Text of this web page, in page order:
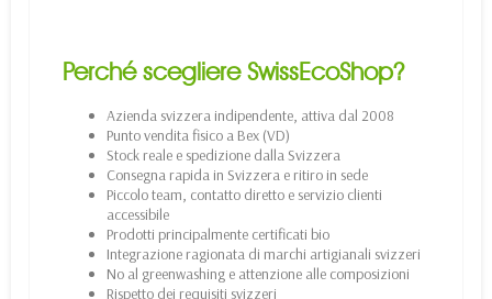
Perché scegliere SwissEcoShop?
Azienda svizzera indipendente, attiva dal 2008
Punto vendita fisico a Bex (VD)
Stock reale e spedizione dalla Svizzera
Consegna rapida in Svizzera e ritiro in sede
Piccolo team, contatto diretto e servizio clienti
accessibile
Prodotti principalmente certificati bio
Integrazione ragionata di marchi artigianali svizzeri
No al greenwashing e attenzione alle composizioni
Rispetto dei requisiti svizzeri